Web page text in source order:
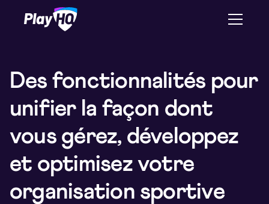
Des fonctionnalités pour
unifier la façon dont
vous gérez, développez
et optimisez votre
organisation sportive